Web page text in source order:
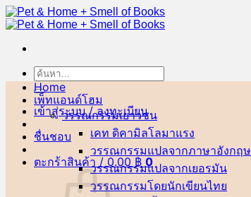
ข้าม
ไป
เนื้อหา
ค้นหา:
เข้าสู่ระบบ / ลงทะเบียน
ชื่นชอบ
ตะกร้าสินค้า / 0.00 ฿ 0
Home
เพ็ทแอนด์โฮม
วรรณกรรมเยาวชน
เคท ดิคามิลโล
วรรณกรรมแปลจากภาษาอังกฤษ
วรรณกรรมแปลจากเยอรมัน
วรรณกรรมโดยนักเขียนไทย